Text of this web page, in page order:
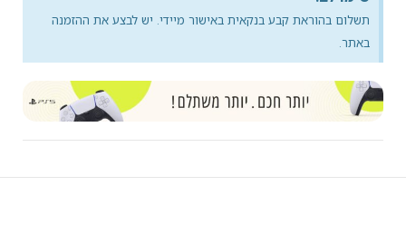
תשלום בהוראת קבע בנקאית באישור מיידי. יש לבצע את ההזמנה
באתר.